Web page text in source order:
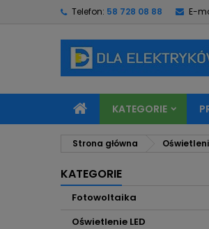
Telefon: 58 728 08 88 E-
KATEGORIE
Strona główna
KATEGORIE
Fotowoltaika
Oświetlenie LED